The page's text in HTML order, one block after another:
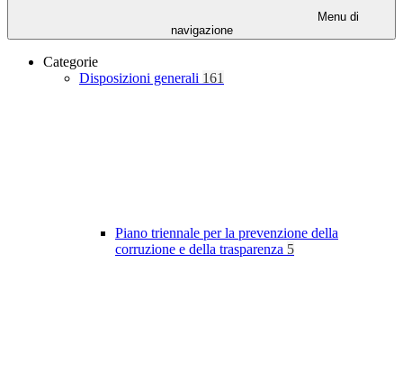
Menu di
navigazione
Categorie
Disposizioni generali 161
Piano triennale per la prevenzione della
corruzione e della trasparenza 5